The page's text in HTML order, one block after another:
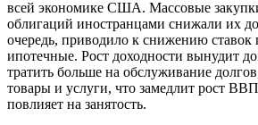
всей экономике США. Массовые
облигаций иностранцами снижали их
очередь, приводило к снижению ставок
ипотечные. Рост доходности вынудит
тратить больше на обслуживание
товары и услуги, что замедлит рост
повлияет на занятость.